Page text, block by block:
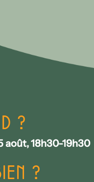
?
août, 18h30-19h30
?